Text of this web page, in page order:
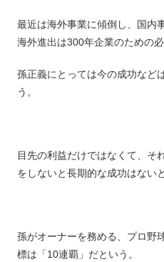
最近は海外事業に傾倒し、国内
海外進出は300年企業のための必
孫正義にとっては今の成功など
う。
目先の利益だけではなくて、そ
をしないと長期的な成功はない
孫がオーナーを務める、プロ野
標は「10連覇」だという。